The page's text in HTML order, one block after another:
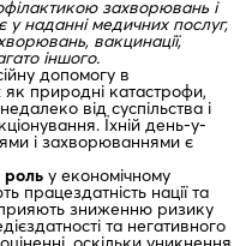
захворювань і
наданні медичних послуг,
вакцинації,
іншого.
допомогу в
як природні катастрофи,
від суспільства і
Їхній день-у-
і захворюваннями є
роль у економічному
працездатність нації та
зниженню ризику
та негативного